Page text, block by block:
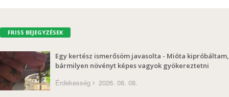
FRISS BEJEGYZÉSEK
Egy kertész ismerősöm javasolta - Mióta kipróbáltam,
bármilyen növényt képes vagyok gyökereztetni
Érdekesség 2026. 08. 08.